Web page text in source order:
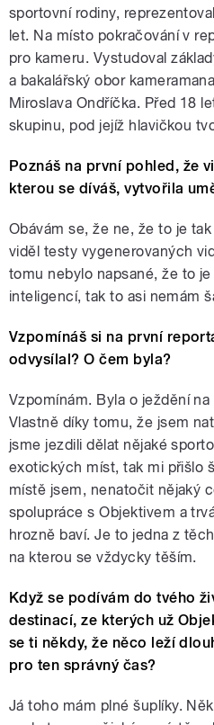
sportovní rodiny,
let. Na místo pokračování v
pro kameru. Vystudoval
a bakalářský obor
Miroslava Ondříčka. Před 18
skupinu, pod jejíž hlavičkou
Poznáš na první pohled, že
kterou se díváš, vytvořila
Obávám se, že ne, že to je
viděl testy vygenerovaných
tomu nebylo napsané, že to
inteligencí, tak to asi nemám
Vzpomínáš si na první
odvysílal? O čem byla?
Vzpomínám. Byla o ježdění
Vlastně díky tomu, že jsem
jsme jezdili dělat nějaké
exotických míst, tak mi přišlo
místě jsem, nenatočit nějaký
spolupráce s Objektivem a
hrozně baví. Je to jedna z
na kterou se vždycky těším.
Když se podívám do tvého
destinací, ze kterých už
se ti někdy, že něco leží
pro ten správný čas?
Já toho mám plné šuplíky.